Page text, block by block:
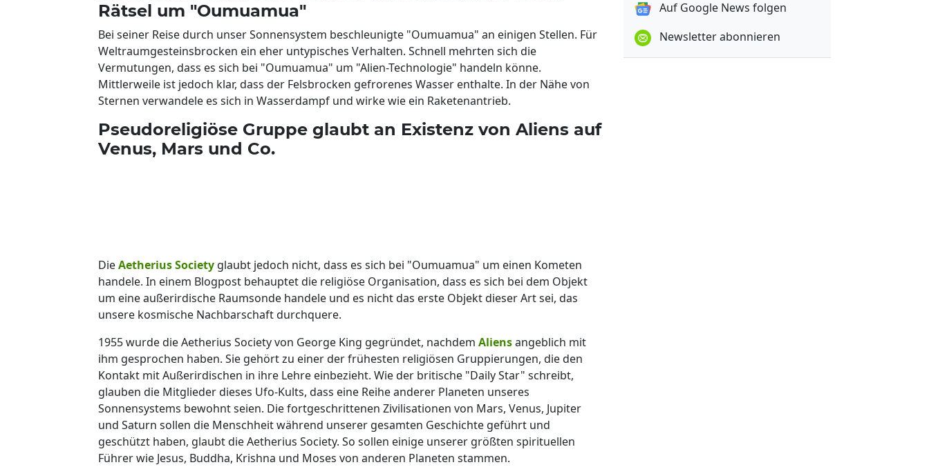
Rätsel um "Oumuamua"
Bei seiner Reise durch unser Sonnensystem beschleunigte "Oumuamua" an einigen Stellen. Für
Weltraumgesteinsbrocken ein eher untypisches Verhalten. Schnell mehrten sich die
Vermutungen, dass es sich bei "Oumuamua" um "Alien-Technologie" handeln könne.
Mittlerweile ist jedoch klar, dass der Felsbrocken gefrorenes Wasser enthalte. In der Nähe von
Sternen verwandele es sich in Wasserdampf und wirke wie ein Raketenantrieb.
Pseudoreligiöse Gruppe glaubt an Existenz von Aliens auf
Venus, Mars und Co.
DieAetherius Society glaubt jedoch nicht, dass es sich bei "Oumuamua" um einen Kometen
handele. In einem Blogpost behauptet die religiöse Organisation, dass es sich bei dem Objekt
um eine außerirdische Raumsonde handele und es nicht das erste Objekt dieser Art sei, das
unsere kosmische Nachbarschaft durchquere.
1955 wurde die Aetherius Society von George King gegründet, nachdem Aliensangeblich mit
ihm gesprochen haben. Sie gehört zu einer der frühesten religiösen Gruppierungen, die den
Kontakt mit Außerirdischen in ihre Lehre einbezieht. Wie der britische "Daily Star" schreibt,
glauben die Mitglieder dieses Ufo-Kults, dass eine Reihe anderer Planeten unseres
Sonnensystems bewohnt seien. Die fortgeschrittenen Zivilisationen von Mars, Venus, Jupiter
und Saturn sollen die Menschheit während unserer gesamten Geschichte geführt und
geschützt haben, glaubt die Aetherius Society. So sollen einige unserer größten spirituellen
Führer wie Jesus, Buddha, Krishna und Moses von anderen Planeten stammen.
Auf Google News folgen
Newsletter abonnieren